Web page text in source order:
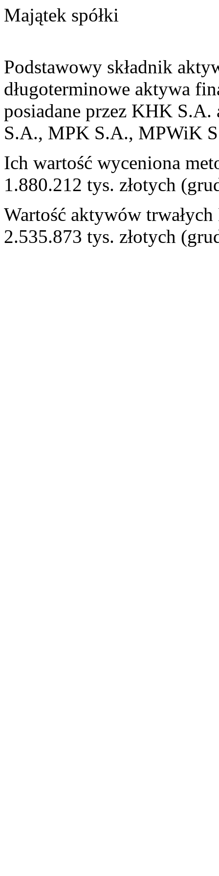
Majątek spółki
Podstawowy składnik
długoterminowe aktywa
posiadane przez KHK S.A.
S.A., MPK S.A., MPWiK
Ich wartość wyceniona
1.880.212 tys. złotych
Wartość aktywów
2.535.873 tys. złotych